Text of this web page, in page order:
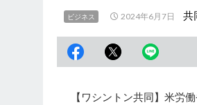
ビジネス 2024年6月7日 共
【ワシントン共同】米労